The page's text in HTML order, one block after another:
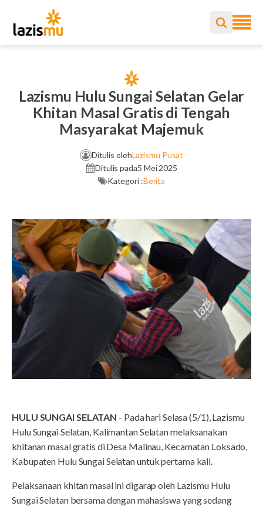
Lazismu Hulu Sungai Selatan Gelar
Khitan Masal Gratis di Tengah
Masyarakat Majemuk
Ditulis olehLazismu Pusat
Ditulis pada5 Mei 2025
Kategori :Berita
HULU SUNGAI SELATAN - Pada hari Selasa (5/1), Lazismu
Hulu Sungai Selatan, Kalimantan Selatan melaksanakan
khitanan masal gratis di Desa Malinau, Kecamatan Loksado,
Kabupaten Hulu Sungai Selatan untuk pertama kali.
Pelaksanaan khitan masal ini digarap oleh Lazismu Hulu
Sungai Selatan bersama dengan mahasiswa yang sedang